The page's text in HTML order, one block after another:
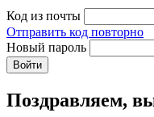
Код из почты
Отправить код повторно
Новый пароль
Войти
Поздравляем,